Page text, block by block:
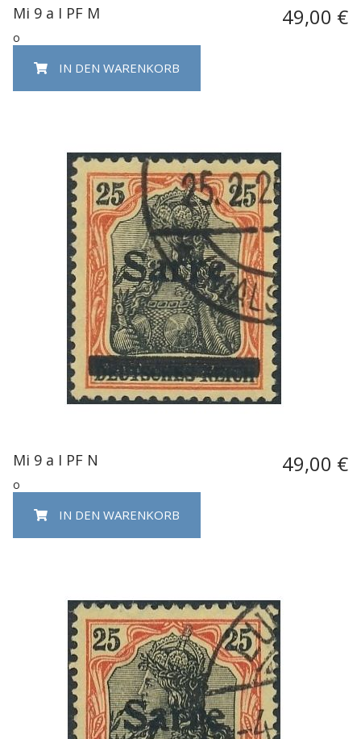
Mi 9 a I PF M 49,00 €
o
IN DEN WARENKORB
Mi 9 a I PF N 49,00 €
o
IN DEN WARENKORB